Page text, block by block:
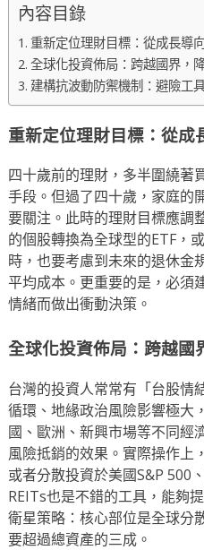
內容目錄
重新定位理財目標：從成長導
全球化投資佈局：跨越國界，
建構抗波動防禦機制：避險工
重新定位理財目標：從成
四十歲前的理財，多半圍繞著
手段。但過了四十歲，家庭的
要關注。此時的理財目標應調
的個股轉換為全球型的ETF，
時，也要考慮到未來的退休金
平均成本。更重要的是，必須
情緒而做出衝動決策。
全球化投資佈局：跨越國
台灣的投資人常常有「台股情
循環、地緣政治風險影響極大
國、歐洲、新興市場等不同經
風險抵銷的效果。實際操作上
或者分散投資於美國S&P 500
REITs也是不錯的工具，能夠
衛星策略：核心部位是全球分
要超過總資產的三成。